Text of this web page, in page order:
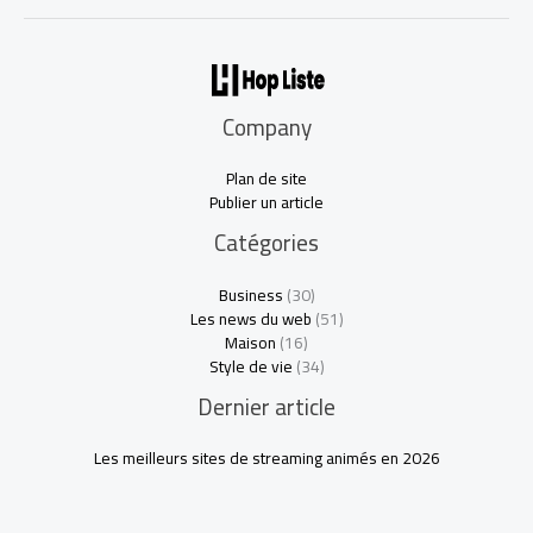
Company
Plan de site
Publier un article
Catégories
Business(30)
Les news du web(51)
Maison(16)
Style de vie(34)
Dernier article
Les meilleurs sites de streaming animés en 2026